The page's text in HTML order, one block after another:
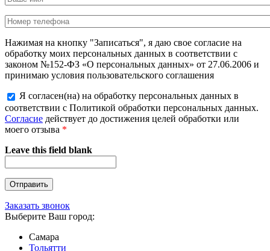
Нажимая на кнопку "Записаться", я даю свое согласие на
обработку моих персональных данных в соответствии с
законом №152-ФЗ «О персональных данных» от 27.06.2006 и
принимаю условия пользовательского соглашения
Я согласен(на) на обработку персональных данных в
соответствии с Политикой обработки персональных данных.
Согласие действует до достижения целей обработки или
моего отзыва *
Leave this field blank
Заказать звонок
Выберите Ваш город:
Самара
Тольятти